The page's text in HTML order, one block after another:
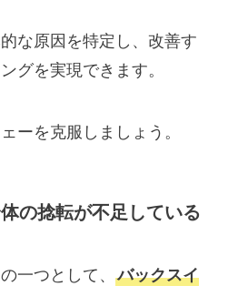
な原因を特定し、改善す
グを実現できます。
ーを克服しましょう。
の捻転が不足している
一つとして、 バックスイ